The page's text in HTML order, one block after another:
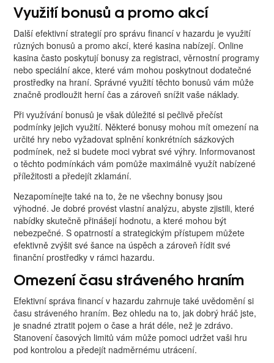
Využití bonusů a promo akcí
Další efektivní strategií pro správu financí v hazardu je využití
různých bonusů a promo akcí, které kasina nabízejí. Online
kasina často poskytují bonusy za registraci, věrnostní programy
nebo speciální akce, které vám mohou poskytnout dodatečné
prostředky na hraní. Správné využití těchto bonusů vám může
značně prodloužit herní čas a zároveň snížit vaše náklady.
Při využívání bonusů je však důležité si pečlivě přečíst
podmínky jejich využití. Některé bonusy mohou mít omezení na
určité hry nebo vyžadovat splnění konkrétních sázkových
podmínek, než si budete moci vybrat své výhry. Informovanost
o těchto podmínkách vám pomůže maximálně využít nabízené
příležitosti a předejít zklamání.
Nezapomínejte také na to, že ne všechny bonusy jsou
výhodné. Je dobré provést vlastní analýzu, abyste zjistili, které
nabídky skutečně přinášejí hodnotu, a které mohou být
nebezpečné. S opatrností a strategickým přístupem můžete
efektivně zvýšit své šance na úspěch a zároveň řídit své
finanční prostředky v rámci hazardu.
Omezení času stráveného hraním
Efektivní správa financí v hazardu zahrnuje také uvědomění si
času stráveného hraním. Bez ohledu na to, jak dobrý hráč jste,
je snadné ztratit pojem o čase a hrát déle, než je zdrávo.
Stanovení časových limitů vám může pomoci udržet vaši hru
pod kontrolou a předejít nadměrnému utrácení.